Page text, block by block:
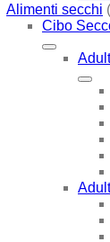
Alimenti secchi
Cibo